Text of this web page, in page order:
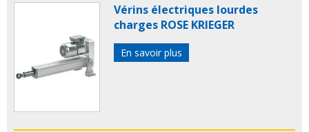
Vérins électriques lourdes
charges ROSE KRIEGER
En savoir plus